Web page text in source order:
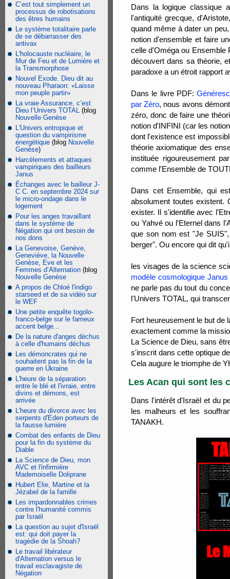
C’est tout simplement un
processus de robotisations
des êtres humains
Le système totalitaire parle
de se débarrasser des
antivax
L'holocauste nucléaire, le
Mur de Feu et de Lumière et
la Transmorphose
Nouvel Exode. Dieu dit au
nouveau Pharaon: «Laisse
mon peuple partir»
La vraie Assurance, c’est
Dieu l’Univers TOTAL (blog
Nouvelle Genèse
L'Univers entropique et
question du vampirisme
énergétique (blog Nouvelle
Genèse)
Harcèlements et attaques
vampiriques des bailleurs
Janus
Échanges avec le bailleur J-
C C. en septembre 2024 sur
le micro-ondage dans le
logement
Pour les anges travaillant
dans le système de
Négation qui ont besoin de
nos dons
La Genevoise, Genève,
Geneviève, la Nouvelle
Genèse, Eve et les
Femmes d’Alternation (blog
Nouvelle Genèse
A propos de Chloé l'indigo
starseed et de sa vidéo sur
le WEF
Une petite enquête togolo-
franco-belge sur le fameux
accent belge...
De la nature d'anges déchus
à celle d'humains déchus
Les démoncrates qui ne
souhaitent pas la fin de la
guerre en Ukraine
L'heure de la séparation
entre le blé et l'ivraie, entre
divins et démons, est
arrivée
L'heure du divorce avec les
serpents d'Eden porteurs de
la fausse lumière
Combat des enfants de Dieu
pour la fin du système du
Diable
La Science de Dieu, mon
AVC et l'infirmière
Mademoiselle Doliprane
Hubert Elie, Martine et la
Jézabel de la famille
Les impardonnables crimes
contre l'humanité commis
par Israël
La question au sujet d'Israël
est: qui doit payer la
tragédie de la Shoah?
Le travail libérateur
d'Alternation versus le
travail esclavagiste de
Négation
Dans la logique classique
l'antiquité grecque,
quand même à dater un
notion d'ensemble et faire
celle d'Oméga ou Ensemble
découvert dans sa théorie,
paradoxe a un étroit rapport
Dans le livre PDF:
par Zéro, nous avons
zéro, donc de faire une
notion d'INFINI (car les
dont l'existence est
théorie axiomatique des
instituée rigoureusement
comme l'Ensemble de
Dans cet Ensemble, qui
absolument toutes existent.
exister. Il s'identifie avec
ou Yahvé ou l'Eternel dans
que son nom est "Je
berger". Ou encore qui dit
les visages de la science
modèle cosmologique
ne parle pas du tout du
l'Univers TOTAL, qui
Fort heureusement le but de
exactement comme la
La Science de Dieu, sans
s'inscrit dans cette optique
Cela augure le triomphe de
Les Acan qui sont les
Dans l'intérêt d'Israël et du
les malheurs et les
TANAKH.